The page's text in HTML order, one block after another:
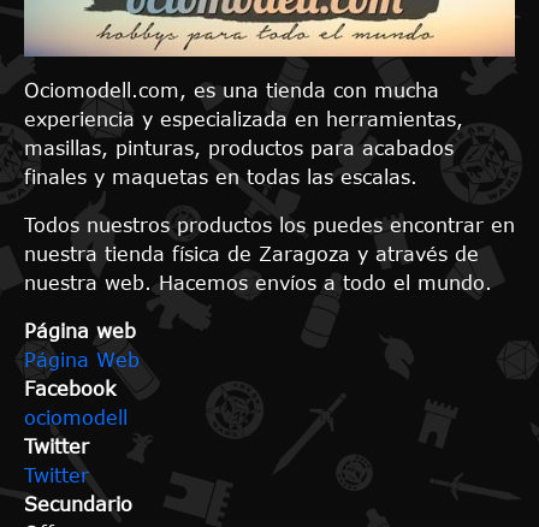
Ociomodell.com, es una tienda con mucha
experiencia y especializada en herramientas,
masillas, pinturas, productos para acabados
finales y maquetas en todas las escalas.
Todos nuestros productos los puedes encontrar en
nuestra tienda física de Zaragoza y através de
nuestra web. Hacemos envíos a todo el mundo.
Página web
Página Web
Facebook
ociomodell
Twitter
Twitter
Secundario